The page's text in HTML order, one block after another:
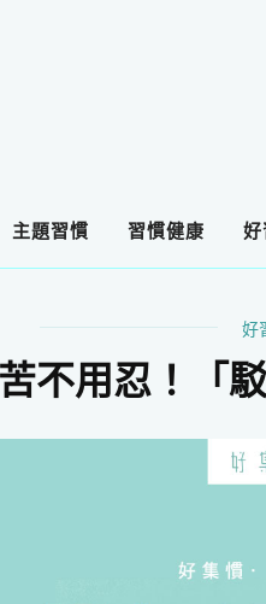
主題習慣 習慣健康 好
好
不用忍！「